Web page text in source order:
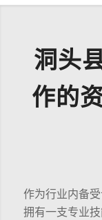
洞头
作的
作为行业内备
拥有一支专业